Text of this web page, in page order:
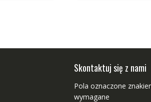
Skontaktuj się z nami
Pola oznaczone
wymagane